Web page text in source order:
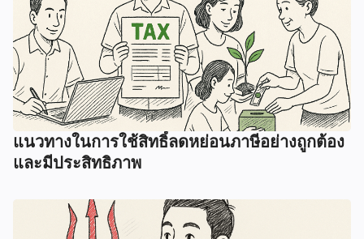
แนวทางในการใช้สิทธิ์ลดหย่อนภาษีอย่างถูกต้อง
และมีประสิทธิภาพ